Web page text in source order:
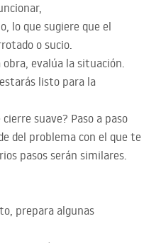
lo que sugiere que el
o sucio.
evalúa la situación.
listo para la
suave? Paso a paso
del problema con el que te
pasos serán similares.
prepara algunas